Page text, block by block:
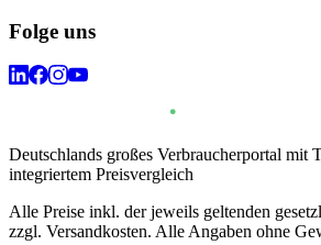
Folge uns
Deutschlands großes Verbraucherportal mit
integriertem Preisvergleich
Alle Preise inkl. der jeweils geltenden
zzgl. Versandkosten. Alle Angaben ohne